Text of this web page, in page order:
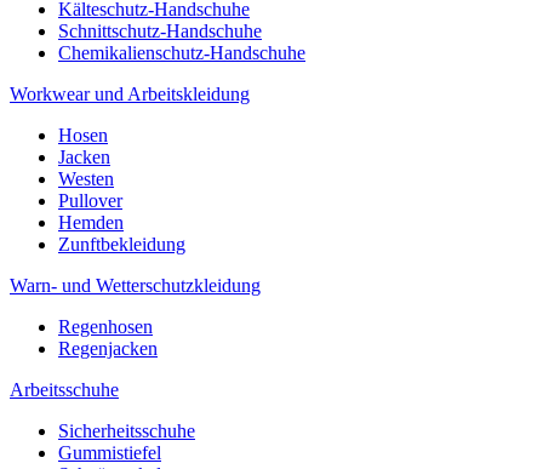
Kälteschutz-Handschuhe
Schnittschutz-Handschuhe
Chemikalienschutz-Handschuhe
Workwear und Arbeitskleidung
Hosen
Jacken
Westen
Pullover
Hemden
Zunftbekleidung
Warn- und Wetterschutzkleidung
Regenhosen
Regenjacken
Arbeitsschuhe
Sicherheitsschuhe
Gummistiefel